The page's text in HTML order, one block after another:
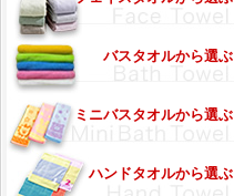
バスタオルから選ぶ
ミニバスタオルから選ぶ
ハンドタオルから選ぶ